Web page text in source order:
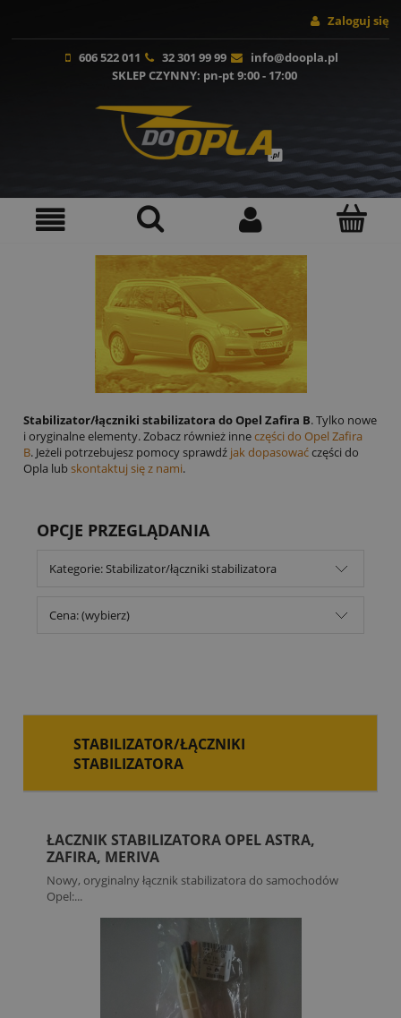
Zaloguj się
606 522 011 32 301 99 99
info@doopla.pl
SKLEP CZYNNY: pn-pt 9:00 - 17:00
Stabilizator/łączniki stabilizatora do Opel Zafira B. Tylko nowe
i oryginalne elementy. Zobacz również inneczęści do Opel Zafira
B. Jeżeli potrzebujesz pomocy sprawdź jak dopasowaćczęści do
Opla lubskontaktuj się z nami.
OPCJE PRZEGLĄDANIA
Kategorie: Stabilizator/łączniki stabilizatora
Cena: (wybierz)
STABILIZATOR/ŁĄCZNIKI
STABILIZATORA
ŁACZNIK STABILIZATORA OPEL ASTRA,
ZAFIRA, MERIVA
Nowy, oryginalny łącznik stabilizatora do samochodów
Opel:...